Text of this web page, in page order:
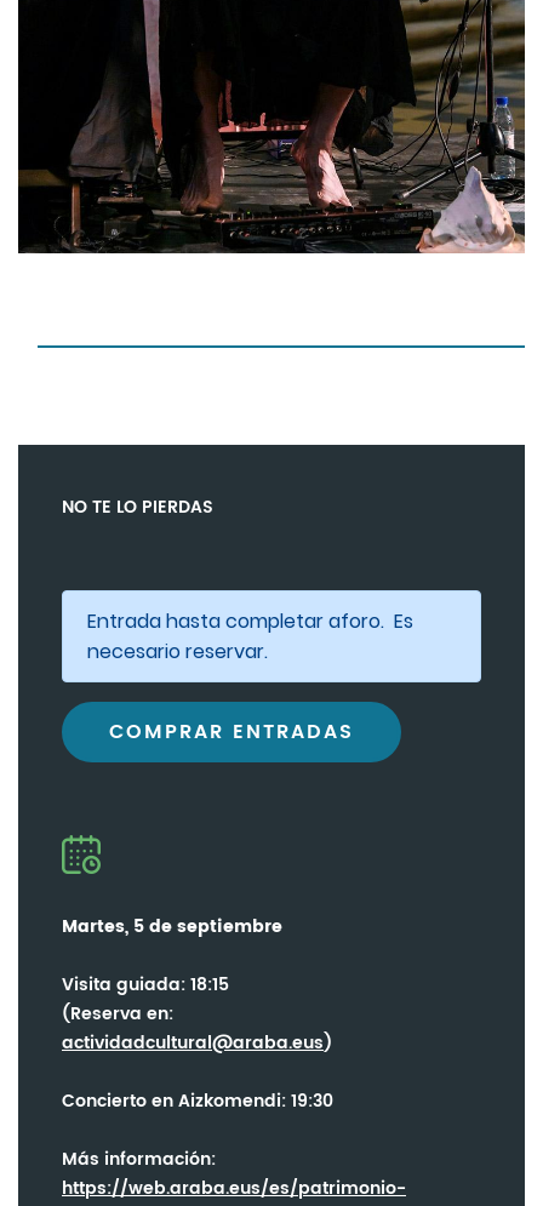
NO TE LO PIERDAS
Entrada hasta completar aforo. Es
necesario reservar.
COMPRAR ENTRADAS
Martes, 5 de septiembre
Visita guiada: 18:15
(Reserva en:
actividadcultural@araba.eus)
Concierto en Aizkomendi: 19:30
Más información:
https://web.araba.eus/es/patrimonio-